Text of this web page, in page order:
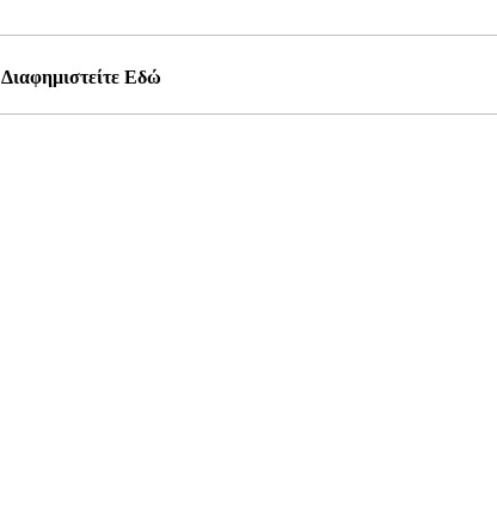
Διαφημιστείτε Εδώ